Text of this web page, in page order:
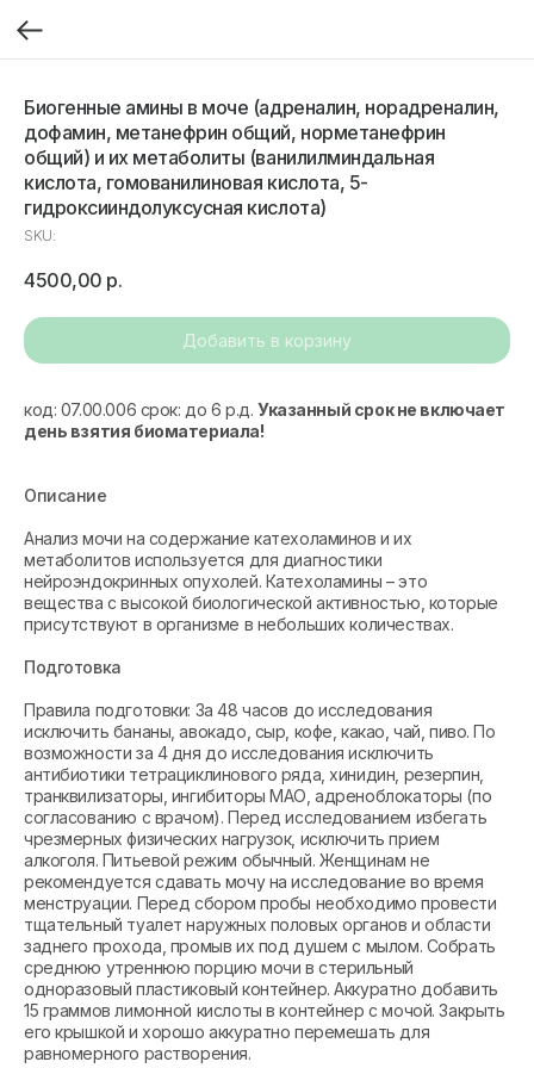
Биогенные амины в моче (адреналин, норадреналин,
дофамин, метанефрин общий, норметанефрин
общий) и их метаболиты (ванилилминдальная
кислота, гомованилиновая кислота, 5-
гидроксииндолуксусная кислота)
SKU:
4500,00 р.
Добавить в корзину
код: 07.00.006 срок: до 6 р.д. Указанный срок не включает
день взятия биоматериала!
Описание
Анализ мочи на содержание катехоламинов и их
метаболитов используется для диагностики
нейроэндокринных опухолей. Катехоламины – это
вещества с высокой биологической активностью, которые
присутствуют в организме в небольших количествах.
Подготовка
Правила подготовки: За 48 часов до исследования
исключить бананы, авокадо, сыр, кофе, какао, чай, пиво. По
возможности за 4 дня до исследования исключить
антибиотики тетрациклинового ряда, хинидин, резерпин,
транквилизаторы, ингибиторы МАО, адреноблокаторы (по
согласованию с врачом). Перед исследованием избегать
чрезмерных физических нагрузок, исключить прием
алкоголя. Питьевой режим обычный. Женщинам не
рекомендуется сдавать мочу на исследование во время
менструации. Перед сбором пробы необходимо провести
тщательный туалет наружных половых органов и области
заднего прохода, промыв их под душем с мылом. Собрать
среднюю утреннюю порцию мочи в стерильный
одноразовый пластиковый контейнер. Аккуратно добавить
15 граммов лимонной кислоты в контейнер с мочой. Закрыть
его крышкой и хорошо аккуратно перемешать для
равномерного растворения.